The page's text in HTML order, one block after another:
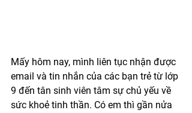
Mấy hôm nay, mình liên tục nhận được
email và tin nhắn của các bạn trẻ từ lớp
9 đến tân sinh viên tâm sự chủ yếu về
sức khoẻ tinh thần. Có em thì gần nửa